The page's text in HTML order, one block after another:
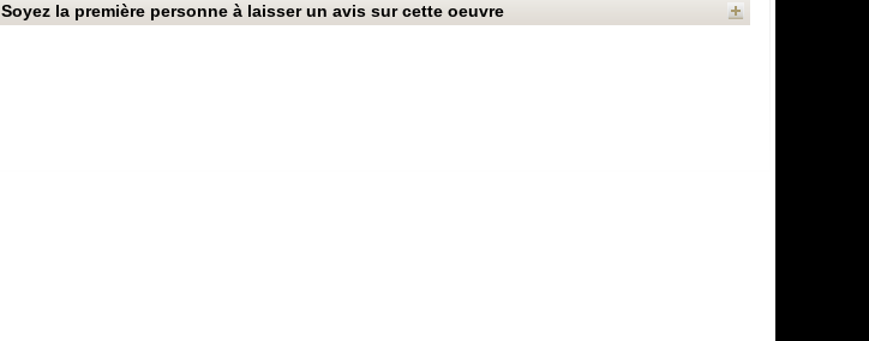
Soyez la première personne à laisser un avis sur cette oeuvre